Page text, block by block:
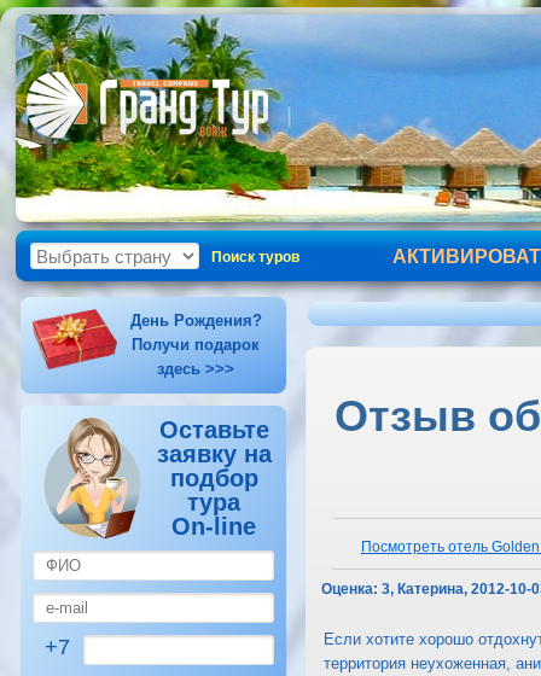
Поиск туров
День Рождения?
Получи подарок
здесь >>>
Оставьте
заявку на
подбор
тура
On-line
+7
Отзыв об
Посмотреть отель
Оценка: 3, Катерина, 2012-10-
Если хотите хорошо
территория неухоженная,